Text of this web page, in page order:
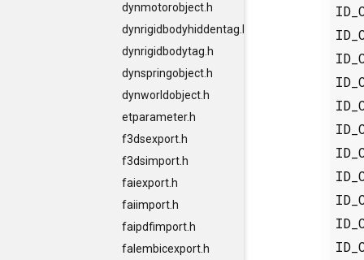
dynmotorobject.h
dynrigidbodyhiddentag.h
dynrigidbodytag.h
dynspringobject.h
dynworldobject.h
etparameter.h
f3dsexport.h
f3dsimport.h
faiexport.h
faiimport.h
faipdfimport.h
falembicexport.h